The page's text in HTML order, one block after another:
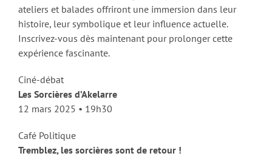
ateliers et balades offriront une immersion dans leur
histoire, leur symbolique et leur influence actuelle.
Inscrivez-vous dès maintenant pour prolonger cette
expérience fascinante.
Ciné-débat
Les Sorcières d’Akelarre
12 mars 2025 • 19h30
Café Politique
Tremblez, les sorcières sont de retour !